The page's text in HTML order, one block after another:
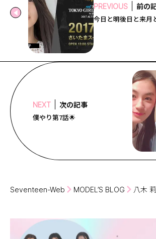
PREVIOUS 前の
今日と明後日と来月
NEXT 次の記事
僕やり第7話🌟
Seventeen-Web MODEL’S BLOG 八木